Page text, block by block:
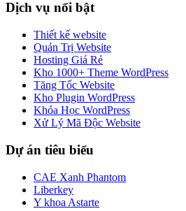
Dịch vụ nổi bật
Thiết kế website
Quản Trị Website
Hosting Giá Rẻ
Kho 1000+ Theme WordPress
Tăng Tốc Website
Kho Plugin WordPress
Khóa Học WordPress
Xử Lý Mã Độc Website
Dự án tiêu biểu
CAE Xanh Phantom
Liberkey
Y khoa Astarte